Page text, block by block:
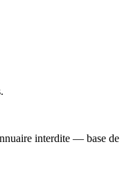
interdite — base de